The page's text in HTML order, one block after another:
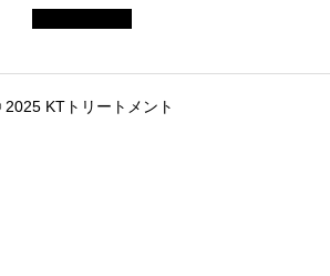
2025 KTトリートメント